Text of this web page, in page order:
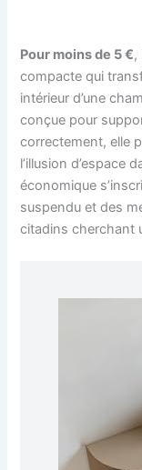
Pour moins de 5 €,
compacte qui
intérieur d’une
conçue pour
correctement, elle
l’illusion d’espace
économique
suspendu et des
citadins cherchant